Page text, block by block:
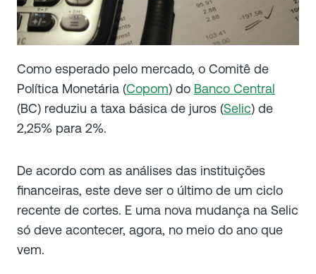
Como esperado pelo mercado, o Comitê de
Política Monetária (Copom) do Banco Central
(BC) reduziu a taxa básica de juros (Selic) de
2,25% para 2%.
De acordo com as análises das instituições
financeiras, este deve ser o último de um ciclo
recente de cortes. E uma nova mudança na Selic
só deve acontecer, agora, no meio do ano que
vem.